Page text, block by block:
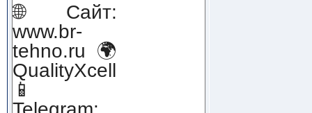
🌐 Сайт:
www.br-
tehno.ru 🌍
QualityXcellence.ru
📱